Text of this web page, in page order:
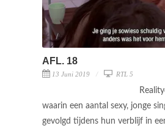
AFL. 18
13 Juni 2019 RTL 5
waarin een aantal sexy, jonge
gevolgd tijdens hun verblijf in